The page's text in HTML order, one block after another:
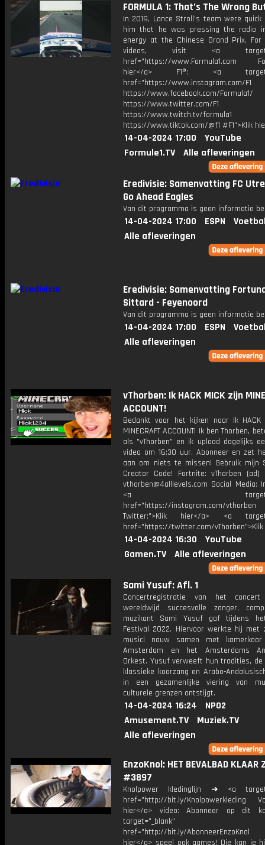
FORMULA 1: That’s The Wrong
In 2019, Lance Stroll’s team were
him that he was pressing the radio
energy at the Chinese Grand Prix. For
videos, visit <a
href="https://www.Formula1.com
hier</a> F1®: <a
href="https://www.instagram.com/F1
https://www.facebook.com/Formula1/
https://www.twitter.com/F1
https://www.twitch.tv/formula1
https://www.tiktok.com/@f1 #F1">Klik
14-04-2024 17:00
YouTube
Formule1.TV
Alle afleveringen
Eredivisie: Samenvatting FC
Go Ahead Eagles
Van dit programma is geen informatie
14-04-2024 17:00 ESPN
Alle afleveringen
Eredivisie: Samenvatting
Sittard - Feyenoord
Van dit programma is geen informatie
14-04-2024 17:00 ESPN
Alle afleveringen
vThorben: Ik HACK MICK zijn
ACCOUNT!
Bedankt voor het kijken naar Ik HACK
MINECRAFT ACCOUNT! Ik ben Thorben,
als "vThorben" en ik upload dagelijks
video om 16:30 uur. Abonneer en zet
aan om niets te missen! Gebruik mijn
Creator Code! Fortnite: vThorben (ad)
vthorben@4alllevels.com Social Media:
<a
href="https://instagram.com/vthorben
Twitter:">Klik hier</a> <a
href="https://twitter.com/
14-04-2024 16:30
YouTube
Gamen.TV
Alle afleveringen
Sami Yusuf: Afl. 1
Concertregistratie van het
wereldwijd succesvolle zanger,
muzikant Sami Yusuf gaf tijdens
Festival 2022. Hiervoor werkte hij met
musici nauw samen met kamerkoor
Amsterdam en het Amsterdams
Orkest. Yusuf verweeft hun tradities,
klassieke koorzang en Arabo-
in een gezamenlijke viering van
culturele grenzen ontstijgt.
14-04-2024 16:24
NPO2
Amusement.TV
Muziek.TV
Alle afleveringen
EnzoKnol: HET BEVALBAD KLAAR
#3897
Knolpower kledinglijn ➜ <a
href="http://bit.ly/Knolpowerkleding
hier</a> video: Abonneer op dit
target="_blank"
href="http://bit.ly/
hier</a> speel ook games! Die kan je